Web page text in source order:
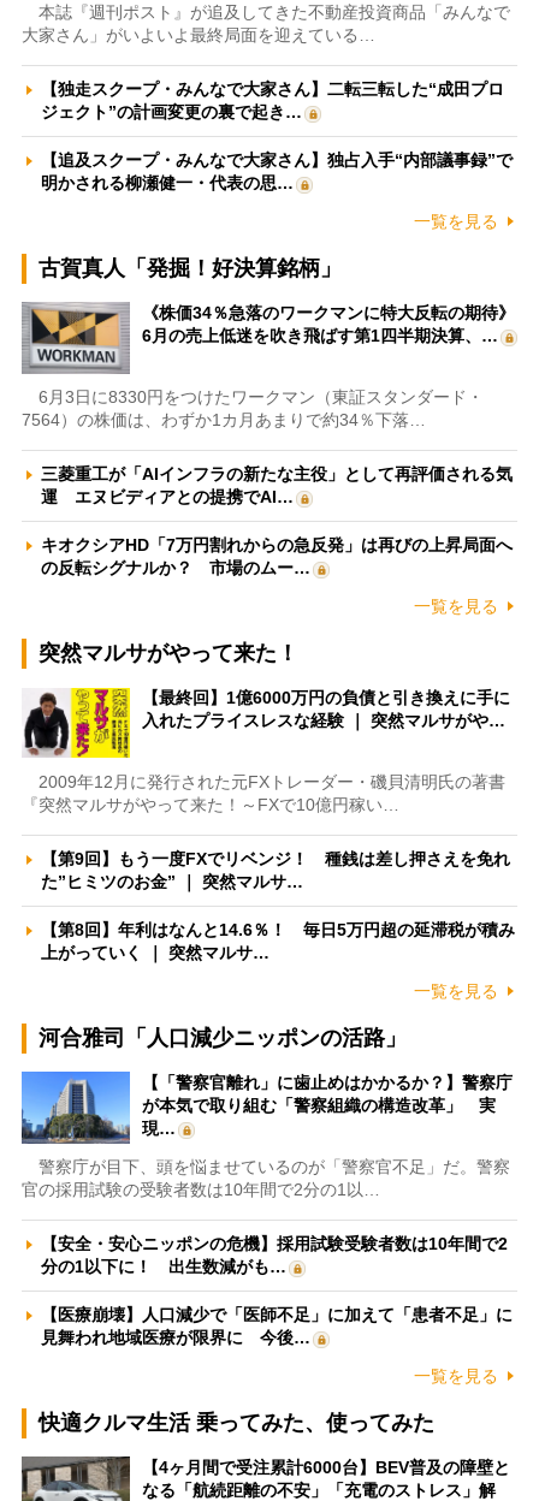
本誌『週刊ポスト』が追及してきた不動産投資商品「みんなで
大家さん」がいよいよ最終局面を迎えている…
【独走スクープ・みんなで大家さん】二転三転した“成田プロ
ジェクト”の計画変更の裏で起き…
【追及スクープ・みんなで大家さん】独占入手“内部議事録”で
明かされる柳瀬健一・代表の思…
一覧を見る
古賀真人「発掘！好決算銘柄」
《株価34％急落のワークマンに特大反転の期待》
6月の売上低迷を吹き飛ばす第1四半期決算、…
6月3日に8330円をつけたワークマン（東証スタンダード・
7564）の株価は、わずか1カ月あまりで約34％下落…
三菱重工が「AIインフラの新たな主役」として再評価される気
運 エヌビディアとの提携でAI…
キオクシアHD「7万円割れからの急反発」は再びの上昇局面へ
の反転シグナルか？ 市場のムー…
一覧を見る
突然マルサがやって来た！
【最終回】1億6000万円の負債と引き換えに手に
入れたプライスレスな経験 ｜ 突然マルサがや…
2009年12月に発行された元FXトレーダー・磯貝清明氏の著書
『突然マルサがやって来た！～FXで10億円稼い…
【第9回】もう一度FXでリベンジ！ 種銭は差し押さえを免れ
た”ヒミツのお金” ｜ 突然マルサ…
【第8回】年利はなんと14.6％！ 毎日5万円超の延滞税が積み
上がっていく ｜ 突然マルサ…
一覧を見る
河合雅司「人口減少ニッポンの活路」
【「警察官離れ」に歯止めはかかるか？】警察庁
が本気で取り組む「警察組織の構造改革」 実
現…
警察庁が目下、頭を悩ませているのが「警察官不足」だ。警察
官の採用試験の受験者数は10年間で2分の1以…
【安全・安心ニッポンの危機】採用試験受験者数は10年間で2
分の1以下に！ 出生数減がも…
【医療崩壊】人口減少で「医師不足」に加えて「患者不足」に
見舞われ地域医療が限界に 今後…
一覧を見る
快適クルマ生活 乗ってみた、使ってみた
【4ヶ月間で受注累計6000台】BEV普及の障壁と
なる「航続距離の不安」「充電のストレス」解